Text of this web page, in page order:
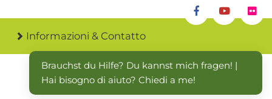
Informazioni & Contatto
Brauchst du Hilfe? Du kannst mich fragen! |
Hai bisogno di aiuto? Chiedi a me!